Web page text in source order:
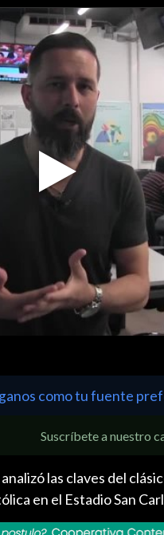
Play
Video
como tu fuente
Suscríbete a nuestro
las claves del
en el Estadio San